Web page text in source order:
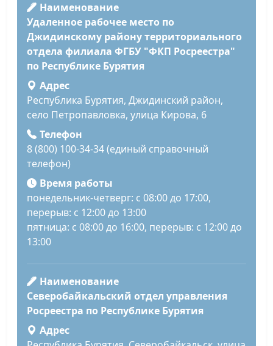
Наименование
Удаленное рабочее место по
Джидинскому району территориального
отдела филиала ФГБУ "ФКП Росреестра"
по Республике Бурятия
Адрес
Республика Бурятия, Джидинский район,
село Петропавловка, улица Кирова, 6
Телефон
8 (800) 100-34-34 (единый справочный
телефон)
Время работы
понедельник-четверг: с 08:00 до 17:00,
перерыв: с 12:00 до 13:00
пятница: с 08:00 до 16:00, перерыв: с 12:00 до
13:00
Наименование
Северобайкальский отдел управления
Росреестра по Республике Бурятия
Адрес